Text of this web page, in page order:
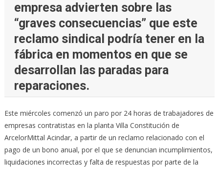
empresa advierten sobre las
“graves consecuencias” que este
reclamo sindical podría tener en la
fábrica en momentos en que se
desarrollan las paradas para
reparaciones.
Este miércoles comenzó un paro por 24 horas de trabajadores de
empresas contratistas en la planta Villa Constitución de
ArcelorMittal Acindar, a partir de un reclamo relacionado con el
pago de un bono anual, por el que se denuncian incumplimientos,
liquidaciones incorrectas y falta de respuestas por parte de la